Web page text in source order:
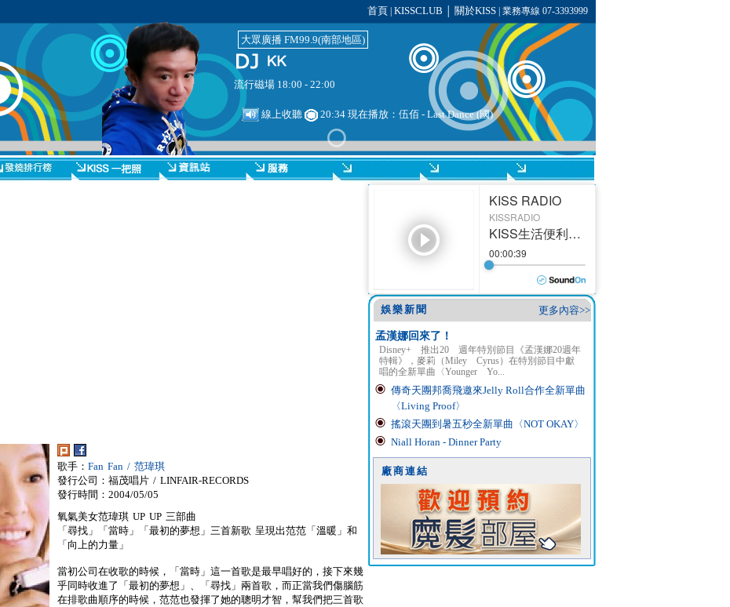
首頁 KISSCLUB 關於KISS| 業務專線 07-3393999
大眾廣播 FM99.9(南部地區)
流行磁場 18:00 - 22:00
線上收聽 20:34 現在播放： 伍佰- Last Dance (國)
歌手： Fan Fan / 范瑋琪
發行公司：福茂唱片 / LINFAIR-RECORDS
發行時間：2004/05/05
氧氣美女范瑋琪 UP UP 三部曲
「尋找」「當時」「最初的夢想」三首新歌 呈現出范范「溫暖」和
「向上的力量」
當初公司在收歌的時候，「當時」這一首歌是最早唱好的，接下來幾
乎同時收進了「最初的夢想」、「尋找」兩首歌，而正當我們傷腦筋
在排歌曲順序的時候，范范也發揮了她的聰明才智，幫我們把三首歌
更多內容>>
娛樂新聞
孟漢娜回來了！
Disney+ 推出20 週年特別節目《孟漢娜20週年
特輯》，麥莉（Miley Cyrus）在特別節目中獻
唱的全新單曲〈Younger Yo...
傳奇天團邦喬飛邀來Jelly Roll合作全新單曲
〈Living Proof〉
搖滾天團到暑五秒全新單曲〈NOT OKAY〉
Niall Horan - Dinner Party
廠商連結